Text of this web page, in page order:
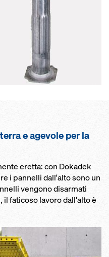
e agevole per la
eretta: con Dokadek
i pannelli dall'alto sono un
vengono disarmati
faticoso lavoro dall'alto è